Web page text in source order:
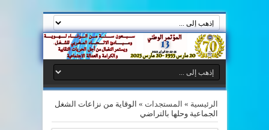
الرئيسية » المستجدات » الوقاية من نزاعات الشغل
الجماعية وحلها بالتراضي